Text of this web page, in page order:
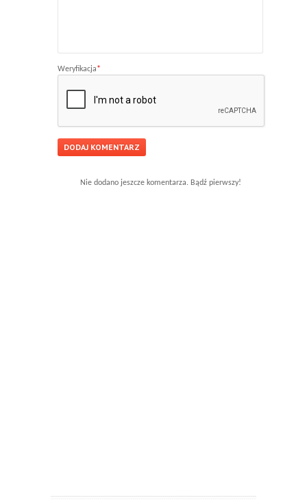
Weryfikacja*
Nie dodano jeszcze komentarza. Bądź pierwszy!